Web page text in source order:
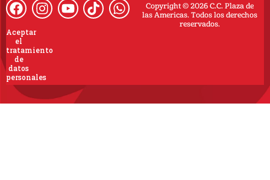
Copyright © 2026 C.C. Plaza de
las Americas. Todos los derechos
reservados.
Aceptar
el
tratamiento
de
datos
personales